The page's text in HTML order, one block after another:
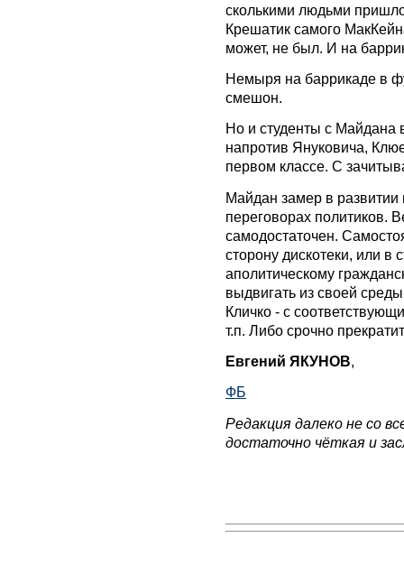
сколькими людьми
Крешатик самого
может, не был. И на
Немыря на баррикаде в
смешон.
Но и студенты с Майдана
напротив Януковича,
первом классе. С
Майдан замер в развитии
переговорах политиков.
самодостаточен.
сторону дискотеки, или в
аполитическому
выдвигать из своей
Кличко - с
т.п. Либо срочно
Евгений ЯКУНОВ,
ФБ
Редакция далеко не со
достаточно чёткая и